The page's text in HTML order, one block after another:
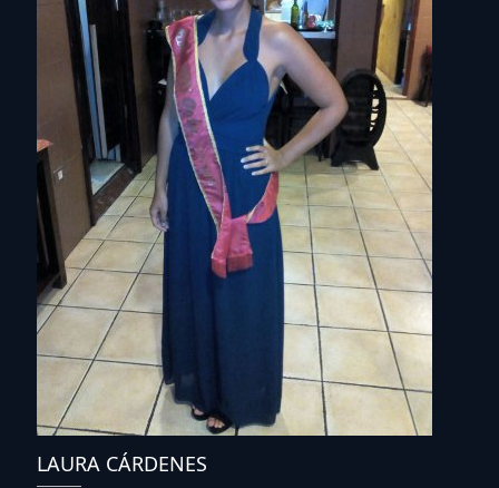
LAURA CÁRDENES